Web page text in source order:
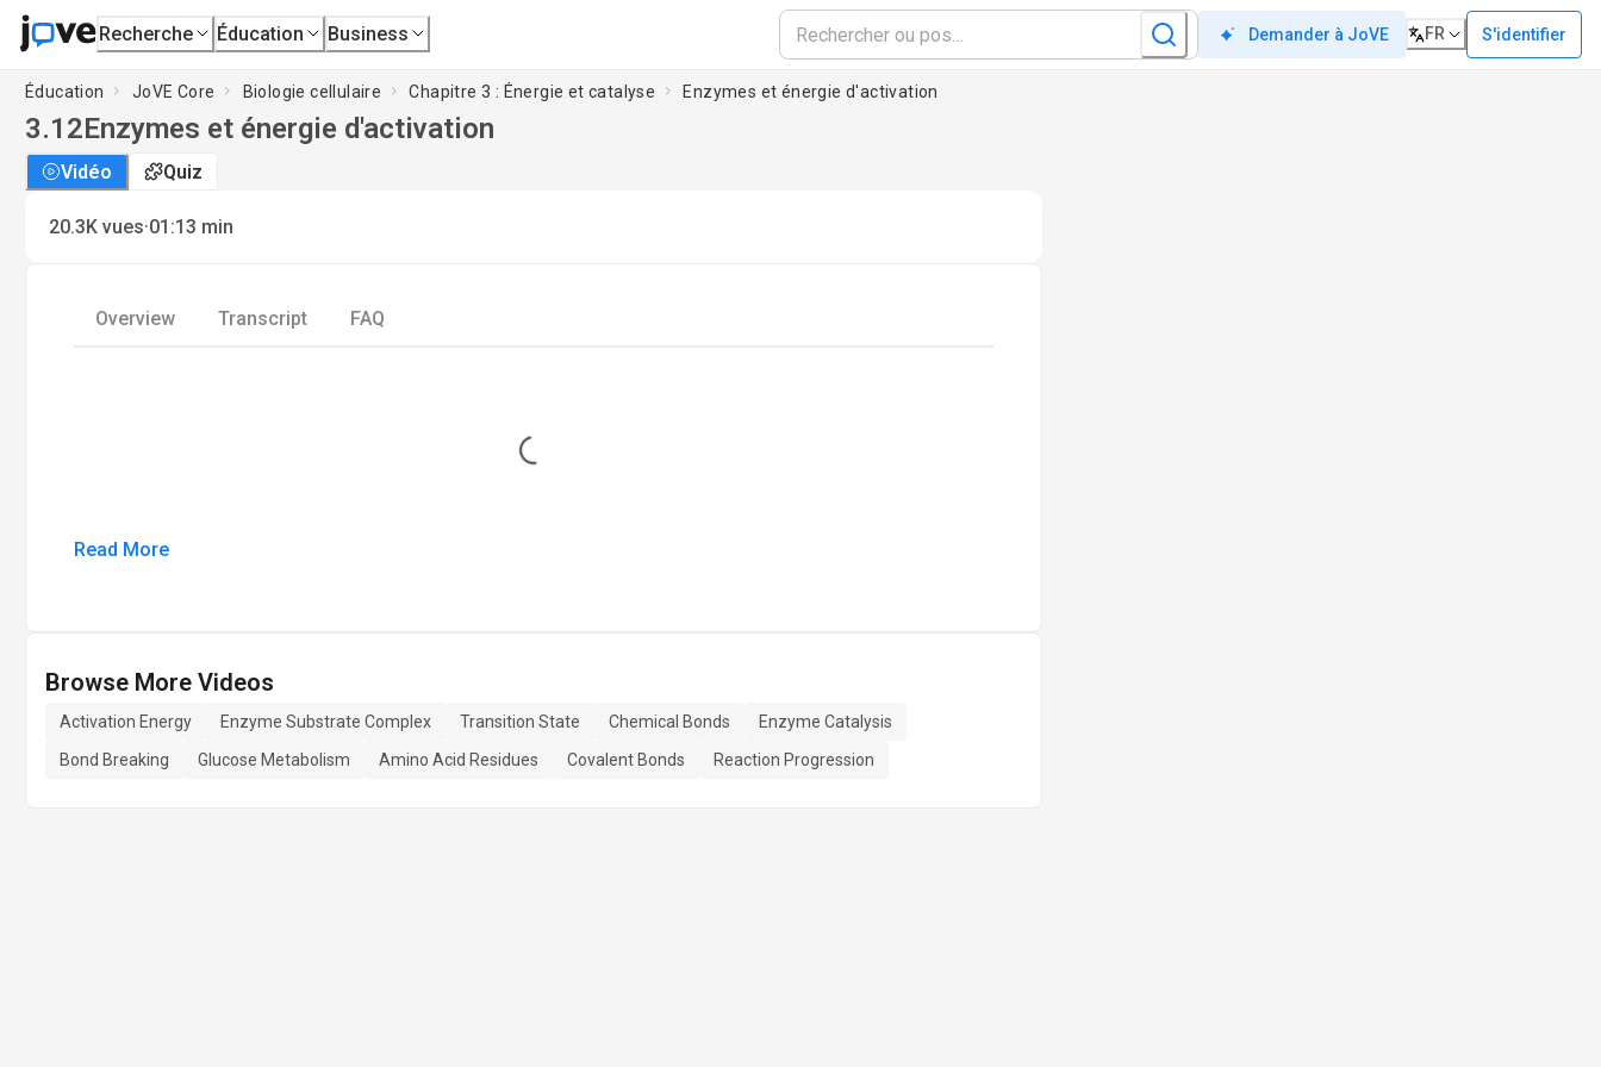
Recherche Éducation Business Demander à JoVE FR S'identifier
Éducation JoVE Core Biologie cellulaire Chapitre 3 : Énergie et catalyse Enzymes et énergie d'activation
3.12Enzymes et énergie d'activation
Vidéo Quiz
20.3K vues·01:13 min
Overview Transcript FAQ
Loading...
Read More
Browse More Videos
Activation Energy Enzyme Substrate Complex Transition State Chemical Bonds
Enzyme Catalysis
Bond Breaking
Glucose Metabolism Amino Acid Residues Covalent Bonds Reaction Progression